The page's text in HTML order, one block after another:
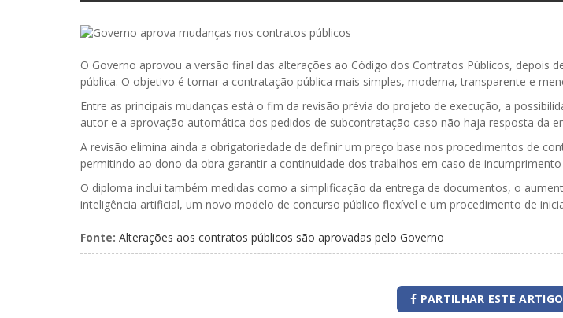
O Governo aprovou a versão final das alterações ao Código dos Contratos Públicos, depois
pública. O objetivo é tornar a contratação pública mais simples, moderna, transparente e
Entre as principais mudanças está o fim da revisão prévia do projeto de execução, a
autor e a aprovação automática dos pedidos de subcontratação caso não haja resposta da
A revisão elimina ainda a obrigatoriedade de definir um preço base nos procedimentos de
permitindo ao dono da obra garantir a continuidade dos trabalhos em caso de
O diploma inclui também medidas como a simplificação da entrega de documentos, o
inteligência artificial, um novo modelo de concurso público flexível e um procedimento de
Fonte: Alterações aos contratos públicos são aprovadas pelo Governo
PARTILHAR ESTE